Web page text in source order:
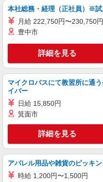
キープ
株式会社kotrio /●KM-H-2102258
≪面接なし≫
職員募集＊
時給2000
キープ
デイサービ
軍資金も即
本社総務・経理（正社員）※試
月給 222,750円〜230,750円
豊中市
詳細を見る
マイクロバスにて教習所に通
イバー
日給 15,850円
箕面市
詳細を見る
アパレル用品や雑貨のピッキ
時給 1,200円〜1,500円